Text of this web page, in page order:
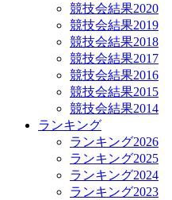
競技会結果2020
競技会結果2019
競技会結果2018
競技会結果2017
競技会結果2016
競技会結果2015
競技会結果2014
ランキング
ランキング2026
ランキング2025
ランキング2024
ランキング2023